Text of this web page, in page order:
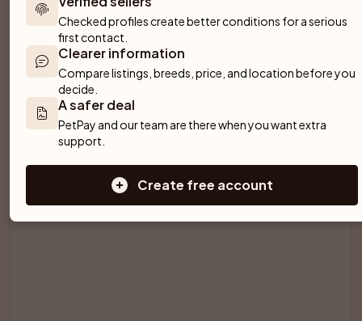
och kommer
2 males 2 females Purebred dog Pedigree
R Rivenfield
Anderslöv·Breeder
SPONSORED AD
Checked profiles create better conditions for a serious
first contact.
Clearer information
Compare listings, breeds, price, and location before you
decide.
A safer deal
PetPay and our team are there when you want extra
support.
Create free account